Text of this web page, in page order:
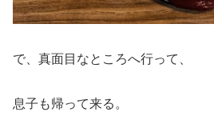
で、真面目なところへ行って、
息子も帰って来る。